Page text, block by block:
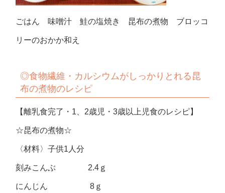
ごはん 味噌汁 鮭の塩焼き 昆布の煮物 ブロッコ
リーのおかか和え
◎食物繊維・カルシウムがしっかりとれる昆
布の煮物のレシピ
【離乳食完了・1、2歳児・3歳以上児食のレシピ】
☆昆布の煮物☆
〈材料〉子供1人分
刻みこんぶ 2.4ｇ
にんじん 8ｇ